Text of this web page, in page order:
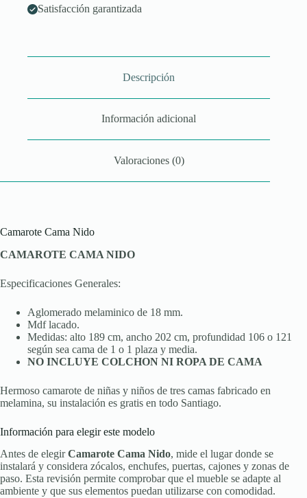
Satisfacción garantizada
Descripción
Información adicional
Valoraciones (0)
Camarote Cama Nido
CAMAROTE CAMA NIDO
Especificaciones Generales:
Aglomerado melaminico de 18 mm.
Mdf lacado.
Medidas: alto 189 cm, ancho 202 cm, profundidad 106 o 121
según sea cama de 1 o 1 plaza y media.
NO INCLUYE COLCHON NI ROPA DE CAMA
Hermoso camarote de niñas y niños de tres camas fabricado en
melamina, su instalación es gratis en todo Santiago.
Información para elegir este modelo
Antes de elegirCamarote Cama Nido, mide el lugar donde se
instalará y considera zócalos, enchufes, puertas, cajones y zonas de
paso. Esta revisión permite comprobar que el mueble se adapte al
ambiente y que sus elementos puedan utilizarse con comodidad.